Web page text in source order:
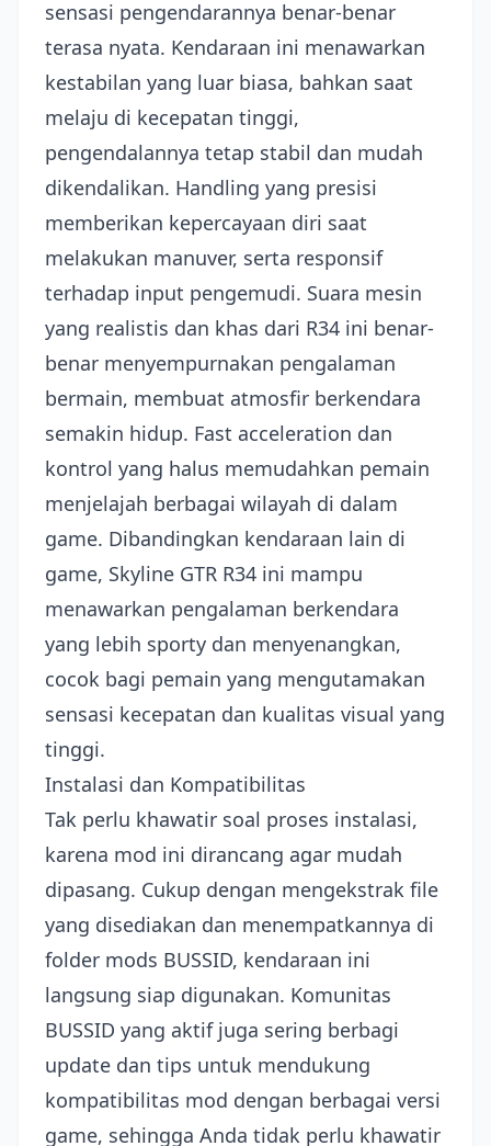
sensasi pengendarannya benar-benar
terasa nyata. Kendaraan ini menawarkan
kestabilan yang luar biasa, bahkan saat
melaju di kecepatan tinggi,
pengendalannya tetap stabil dan mudah
dikendalikan. Handling yang presisi
memberikan kepercayaan diri saat
melakukan manuver, serta responsif
terhadap input pengemudi. Suara mesin
yang realistis dan khas dari R34 ini benar-
benar menyempurnakan pengalaman
bermain, membuat atmosfir berkendara
semakin hidup. Fast acceleration dan
kontrol yang halus memudahkan pemain
menjelajah berbagai wilayah di dalam
game. Dibandingkan kendaraan lain di
game, Skyline GTR R34 ini mampu
menawarkan pengalaman berkendara
yang lebih sporty dan menyenangkan,
cocok bagi pemain yang mengutamakan
sensasi kecepatan dan kualitas visual yang
tinggi.
Instalasi dan Kompatibilitas
Tak perlu khawatir soal proses instalasi,
karena mod ini dirancang agar mudah
dipasang. Cukup dengan mengekstrak file
yang disediakan dan menempatkannya di
folder mods BUSSID, kendaraan ini
langsung siap digunakan. Komunitas
BUSSID yang aktif juga sering berbagi
update dan tips untuk mendukung
kompatibilitas mod dengan berbagai versi
game, sehingga Anda tidak perlu khawatir